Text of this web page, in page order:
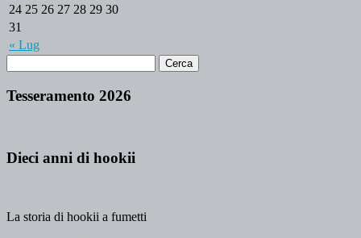
« Lug
24 25 26 27 28 29 30
31
Tesseramento 2026
Dieci anni di hookii
La storia di hookii a fumetti